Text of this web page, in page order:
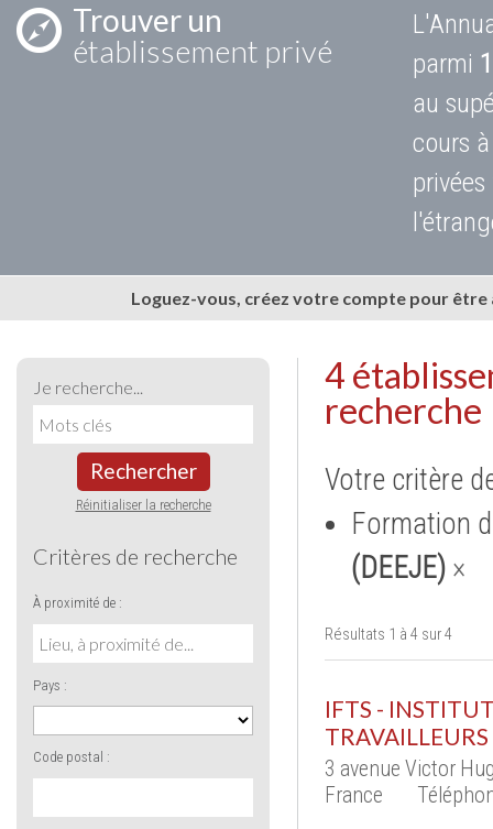
Trouver un
établissement privé
parmi
au
cours
Loguez-vous, créez votre compte pour
Je recherche...
Rechercher
Réinitialiser la recherche
Critères de recherche
À proximité de :
Pays :
Code postal :
4
recherche
Votre critère
Formation
(DEEJE) ×
Résultats 1 à 4 sur 4
IFTS -
3 avenue Victor
France